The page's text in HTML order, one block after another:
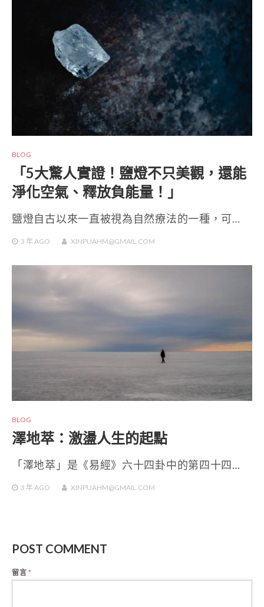
BLOG
「5大驚人實證！鹽燈不只美觀，還能
淨化空氣、釋放負能量！」
鹽燈自古以來一直被視為自然療法的一種，可…
3 年 AGO XINPUAHM@GMAIL.COM
BLOG
澤地萃：激盪人生的起點
「澤地萃」是《易經》六十四卦中的第四十四…
3 年 AGO XINPUAHM@GMAIL.COM
POST COMMENT
留言*